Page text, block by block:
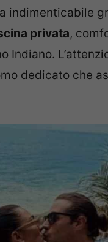
indimenticabile
privata,
Indiano.
dedicato che